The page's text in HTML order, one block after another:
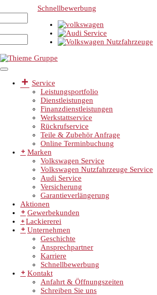
Schnellbewerbung
Service
Leistungsportfolio
Dienstleistungen
Finanzdienstleistungen
Werkstattservice
Rückrufservice
Teile & Zubehör Anfrage
Online Terminbuchung
Marken
Volkswagen Service
Volkswagen Nutzfahrzeuge Service
Audi Service
Versicherung
Garantieverlängerung
Aktionen
Gewerbekunden
Lackiererei
Unternehmen
Geschichte
Ansprechpartner
Karriere
Schnellbewerbung
Kontakt
Anfahrt & Öffnungszeiten
Schreiben Sie uns